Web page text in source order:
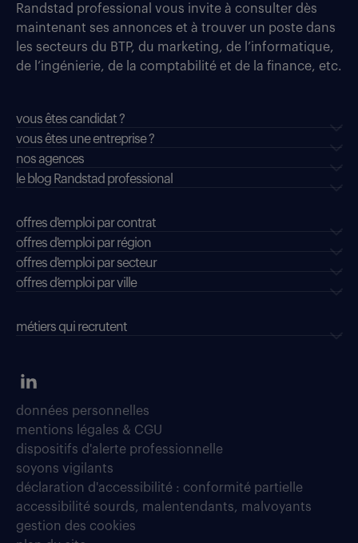
Randstad professional vous invite à consulter dès
maintenant ses annonces et à trouver un poste dans
les secteurs du BTP, du marketing, de l’informatique,
de l’ingénierie, de la comptabilité et de la finance, etc.
vous êtes candidat ?
vous êtes une entreprise ?
nos agences
le blog Randstad professional
offres d'emploi par contrat
offres d'emploi par région
offres d'emploi par secteur
offres d’emploi par ville
métiers qui recrutent
données personnelles
mentions légales & CGU
dispositifs d'alerte professionnelle
soyons vigilants
déclaration d'accessibilité : conformité partielle
accessibilité sourds, malentendants, malvoyants
gestion des cookies